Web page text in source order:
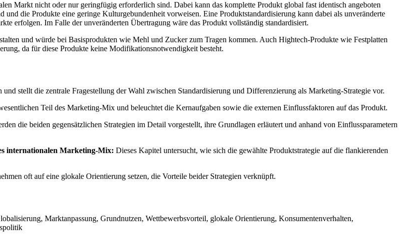
Markt nicht oder nur geringfügig erforderlich sind. Dabei kann das komplette Produkt global fast identisch angeboten
die Produkte eine geringe Kulturgebundenheit vorweisen. Eine Produktstandardisierung kann dabei als unveränderte
erfolgen. Im Falle der unveränderten Übertragung wäre das Produkt vollständig standardisiert.
und würde bei Basisprodukten wie Mehl und Zucker zum Tragen kommen. Auch Hightech-Produkte wie Festplatten
da für diese Produkte keine Modifikationsnotwendigkeit besteht.
stellt die zentrale Fragestellung der Wahl zwischen Standardisierung und Differenzierung als Marketing-Strategie vor.
Teil des Marketing-Mix und beleuchtet die Kernaufgaben sowie die externen Einflussfaktoren auf das Produkt.
die beiden gegensätzlichen Strategien im Detail vorgestellt, ihre Grundlagen erläutert und anhand von Einflussparametern
internationalen Marketing-Mix: Dieses Kapitel untersucht, wie sich die gewählte Produktstrategie auf die flankierenden
oft auf eine glokale Orientierung setzen, die Vorteile beider Strategien verknüpft.
Marktanpassung, Grundnutzen, Wettbewerbsvorteil, glokale Orientierung, Konsumentenverhalten,